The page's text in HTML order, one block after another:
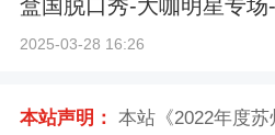
盒国脱口秀-大咖明星专场
州站
2025-03-28 16:26
本站声明： 本站《2022年度苏